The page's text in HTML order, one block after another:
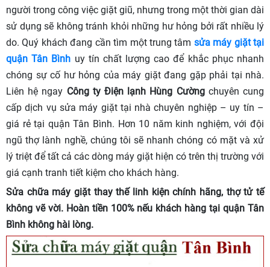
người trong công việc giặt giũ, nhưng trong một thời gian dài
sử dụng sẽ không tránh khỏi những hư hỏng bởi rất nhiều lý
do. Quý khách đang cần tìm một trung tâm sửa máy giặt tại
quận Tân Bình uy tín chất lượng cao để khắc phục nhanh
chóng sự cố hư hỏng của máy giặt đang gặp phải tại nhà.
Liên hệ ngay Công ty Điện lạnh Hùng Cườngchuyên cung
cấp dịch vụ sửa máy giặt tại nhà chuyên nghiệp – uy tín –
giá rẻ tại quận Tân Bình. Hơn 10 năm kinh nghiệm, với đội
ngũ thợ lành nghề, chúng tôi sẽ nhanh chóng có mặt và xử
lý triệt để tất cả các dòng máy giặt hiện có trên thị trường với
giá cạnh tranh tiết kiệm cho khách hàng.
Sửa chữa máy giặt thay thế linh kiện chính hãng, thợ tử tế
không vẽ vời. Hoàn tiền 100% nếu khách hàng tại quận Tân
Bình không hài lòng.